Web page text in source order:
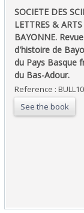
‎SOCIETE DES
LETTRES &
BAYONNE. Revue
d'histoire de
du Pays Basque
du Bas-Adour.‎
Reference :
See the book